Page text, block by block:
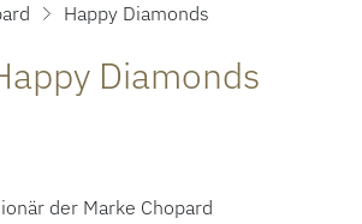
Happy Diamonds
Diamonds
der Marke Chopard